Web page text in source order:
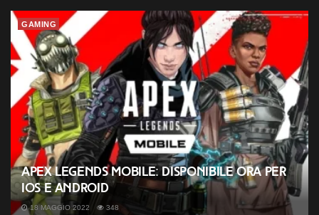
GAMING
Apex Legends Mobile: disponibile ora per
iOS e Android
18 MAGGIO 2022 348